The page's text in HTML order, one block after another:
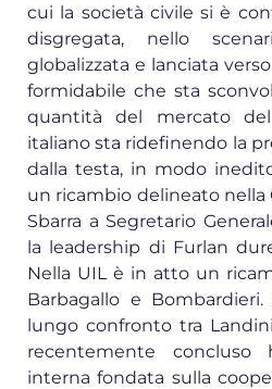
cui la società civile si è
disgregata, nello
globalizzata e lanciata
formidabile che sta
quantità del mercato
italiano sta ridefinendo la
dalla testa, in modo inedito
un ricambio delineato nella
Sbarra a Segretario
la leadership di Furlan
Nella UIL è in atto un
Barbagallo e
lungo confronto tra
recentemente
interna fondata sulla